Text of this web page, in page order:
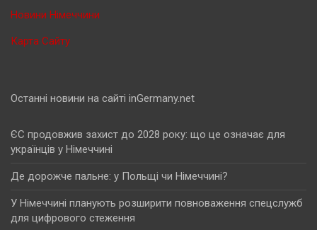
Новини Німеччини
Карта Сайту
Останні новини на сайті inGermany.net
ЄС продовжив захист до 2028 року: що це означає для
українців у Німеччині
Де дорожче пальне: у Польщі чи Німеччині?
У Німеччині планують розширити повноваження спецслужб
для цифрового стеження